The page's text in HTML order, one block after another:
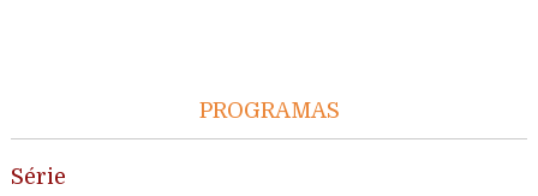
PROGRAMAS
Série